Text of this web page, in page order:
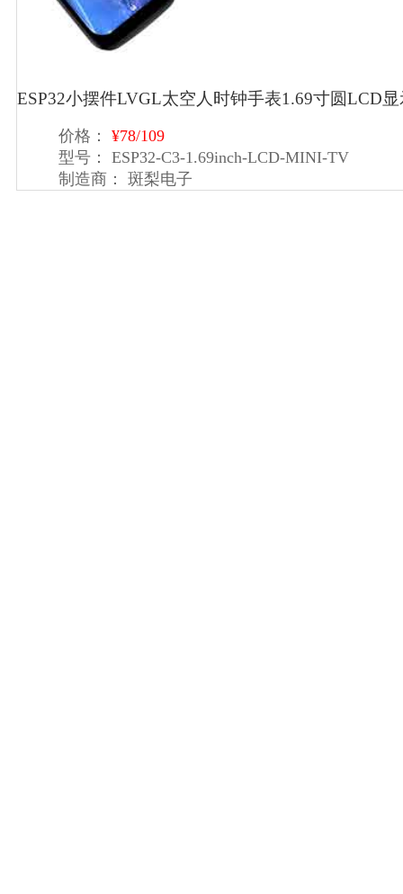
ESP32小摆件LVGL太空人时钟手表1.69寸圆LCD
价格：
¥78/109
型号：
ESP32-C3-1.69inch-LCD-MINI-TV
制造商：
斑梨电子